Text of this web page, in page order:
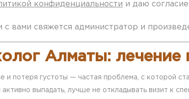
конфиденциальности и даю
с вами свяжется администратор и
Алматы:
и потеря густоты — частая проблема, с которой
выпадать, лучше не откладывать визит к